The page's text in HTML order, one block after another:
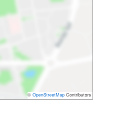
© OpenStreetMap Contributors